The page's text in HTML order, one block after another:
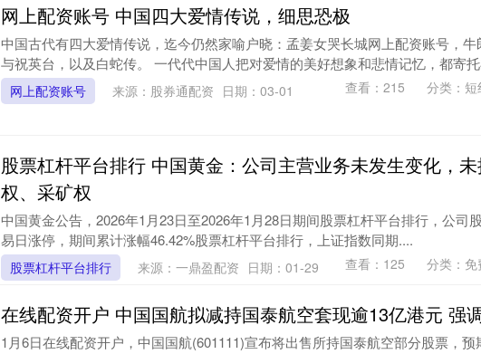
网上配资账号 中国四大爱情传说，细思恐极
中国古代有四大爱情传说，迄今仍然家喻户晓：孟姜女哭长城网上配资账号，牛
与祝英台，以及白蛇传。 一代代中国人把对爱情的美好想象和悲情记忆，都寄
网上配资账号 来源：股券通配资 日期：03-01 查看： 215 分类：
股票杠杆平台排行 中国黄金：公司主营业务未发生变化，
权、采矿权
中国黄金公告，2026年1月23日至2026年1月28日期间股票杠杆平台排行，公司
易日涨停，期间累计涨幅46.42%股票杠杆平台排行，上证指数同期....
股票杠杆平台排行 来源：一鼎盈配资 日期：01-29 查看： 125 分类： 免
在线配资开户 中国国航拟减持国泰航空套现逾13亿港元 强
1月6日在线配资开户，中国国航(601111)宣布将出售所持国泰航空部分股票，预